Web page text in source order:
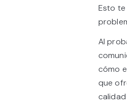
Esto
Al
cómo
que